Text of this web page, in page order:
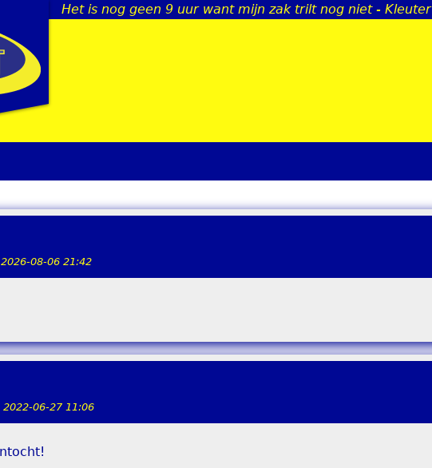
Jump to navigation
Het is nog geen 9 uur want mijn zak trilt nog niet - Kleuter
08-06 21:42
2022-06-27 11:06